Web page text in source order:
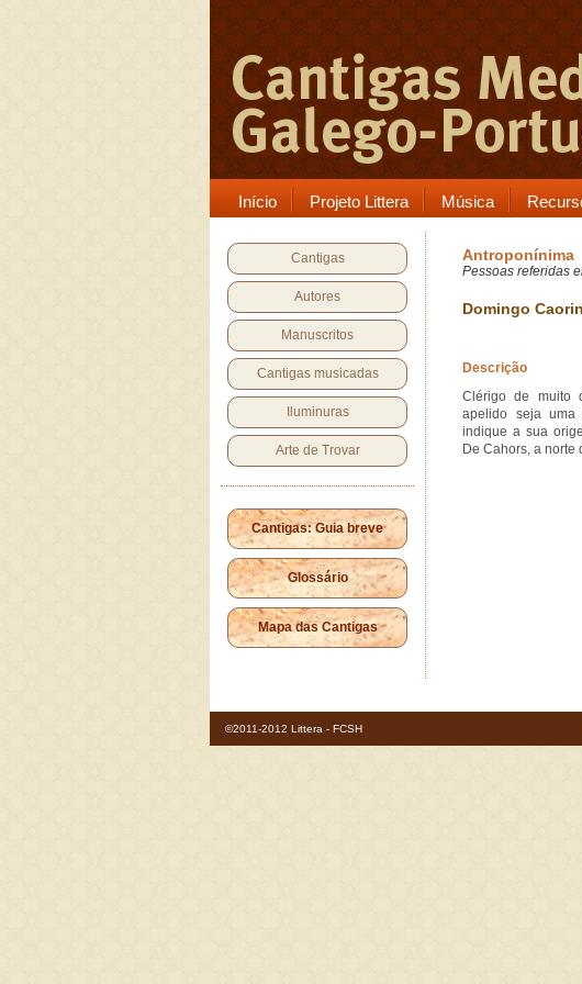
Início Projeto Littera Música
Cantigas
Autores
Manuscritos
Cantigas musicadas
Iluminuras
Arte de Trovar
Cantigas: Guia breve
Glossário
Mapa das Cantigas
Antroponínima
Pessoas referidas
Domingo
Descrição
Clérigo de muito
apelido seja uma
indique a sua
De Cahors, a norte
©2011-2012 Littera - FCSH